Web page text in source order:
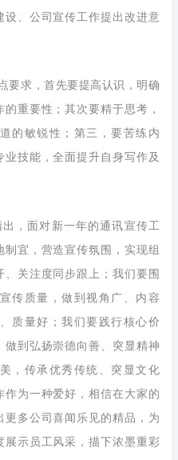
、公司宣传工作提出改进意
要求，首先要提高认识，明确
重要性；其次要精于思考，
的敏锐性；第三，要苦练内
技能，全面提升自身写作及
，面对新一年的通讯宣传工
宜，营造宣传氛围，实现组
关注度同步跟上；我们要围
传质量，做到视角广、内容
质量好；我们要践行核心价
到弘扬崇德向善、突显精神
，传承优秀传统、突显文化
为一种爱好，相信在大家的
多公司喜闻乐见的精品，为
示员工风采，描下浓墨重彩